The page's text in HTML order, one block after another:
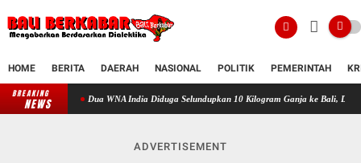
HOME BERITA DAERAH NASIONAL POLITIK PEMERINTAH
BREAKING
NEWS
Dua WNA India Diduga Selundupkan 10 Kilogram Ganja ke Bali, Disamarkan dalam
ADVERTISEMENT